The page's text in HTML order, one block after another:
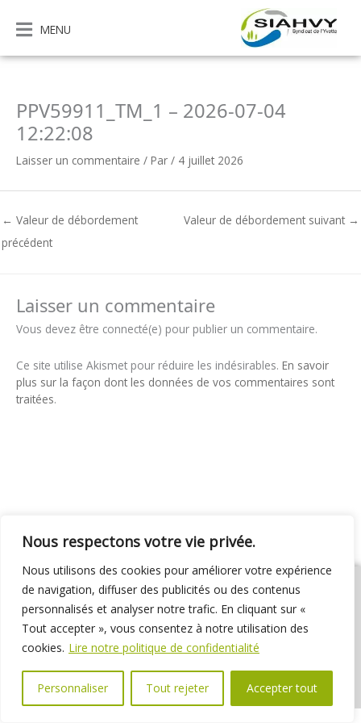
Nous respectons votre vie privée.
Nous utilisons des cookies pour améliorer votre expérience
de navigation, diffuser des publicités ou des contenus
personnalisés et analyser notre trafic. En cliquant sur «
Tout accepter », vous consentez à notre utilisation des
cookies. Lire notre politique de confidentialité
Personnaliser Tout rejeter Accepter tout
contenu
MENU
PPV59911_TM_1 – 2026-07-04
12:22:08
Laisser un commentaire / Par / 4 juillet 2026
← Valeur de débordement
précédent
Valeur de débordement suivant →
Laisser un commentaire
Vous devez être connecté(e) pour publier un commentaire.
Ce site utilise Akismet pour réduire les indésirables. En savoir
plus sur la façon dont les données de vos commentaires sont
traitées.
01 69 31 72 10 01 69 31 37 31
Nous contacter
Espace élus
Marchés publics Délibérations